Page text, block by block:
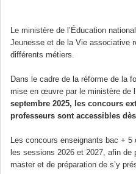
Le ministère de l’Éducation
Jeunesse et de la Vie associative
différents métiers.
Dans le cadre de la réforme de la
mise en œuvre par le ministère de
septembre 2025, les concours
professeurs sont accessibles
Les concours enseignants bac + 5
les sessions 2026 et 2027, afin de
master et de préparation de s’y